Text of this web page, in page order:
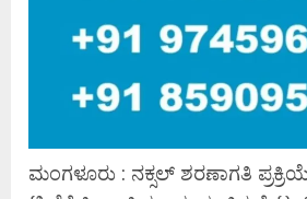
ಮಂಗಳೂರು : ನಕ್ಸಲ್ ಶರಣಾಗತಿ